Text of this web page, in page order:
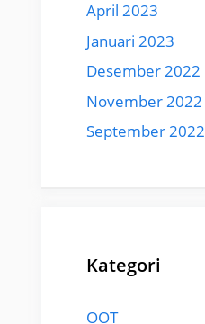
April 2023
Januari 2023
Desember 2022
November 2022
September 2022
Kategori
OOT